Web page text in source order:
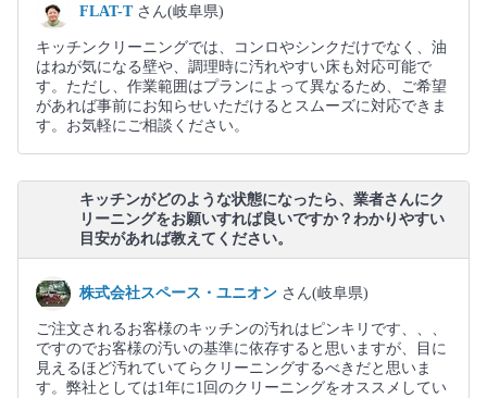
FLAT-T さん(岐阜県)
キッチンクリーニングでは、コンロやシンクだけでなく、油
はねが気になる壁や、調理時に汚れやすい床も対応可能で
す。ただし、作業範囲はプランによって異なるため、ご希望
があれば事前にお知らせいただけるとスムーズに対応できま
す。お気軽にご相談ください。
キッチンがどのような状態になったら、業者さんにク
リーニングをお願いすれば良いですか？わかりやすい
目安があれば教えてください。
株式会社スペース・ユニオン さん(岐阜県)
ご注文されるお客様のキッチンの汚れはピンキリです、、、
ですのでお客様の汚いの基準に依存すると思いますが、目に
見えるほど汚れていてらクリーニングするべきだと思いま
す。弊社としては1年に1回のクリーニングをオススメしてい